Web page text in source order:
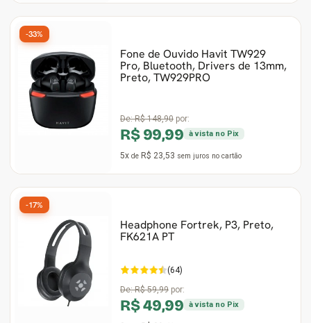
Fone de Ouvido Havit TW929
Pro, Bluetooth, Drivers de 13mm,
Preto, TW929PRO
De:R$ 148,90 por:
R$ 99,99 à vista no Pix
5x de R$ 23,53 sem juros no cartão
-33%
Headphone Fortrek, P3, Preto,
FK621A PT
(64)
De:R$ 59,99 por:
R$ 49,99 à vista no Pix
-17%